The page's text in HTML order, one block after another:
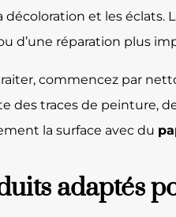
décoloration et les
d’une réparation plus
commencez par
des traces de peinture,
la surface avec du
adaptés